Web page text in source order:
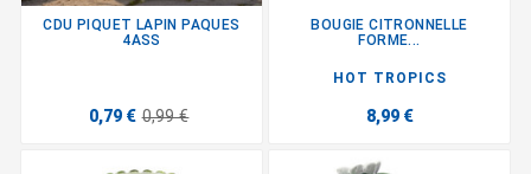
CDU PIQUET LAPIN PAQUES
4ASS
0,79 € 0,99 €
BOUGIE CITRONNELLE
FORME...
HOT TROPICS
8,99 €